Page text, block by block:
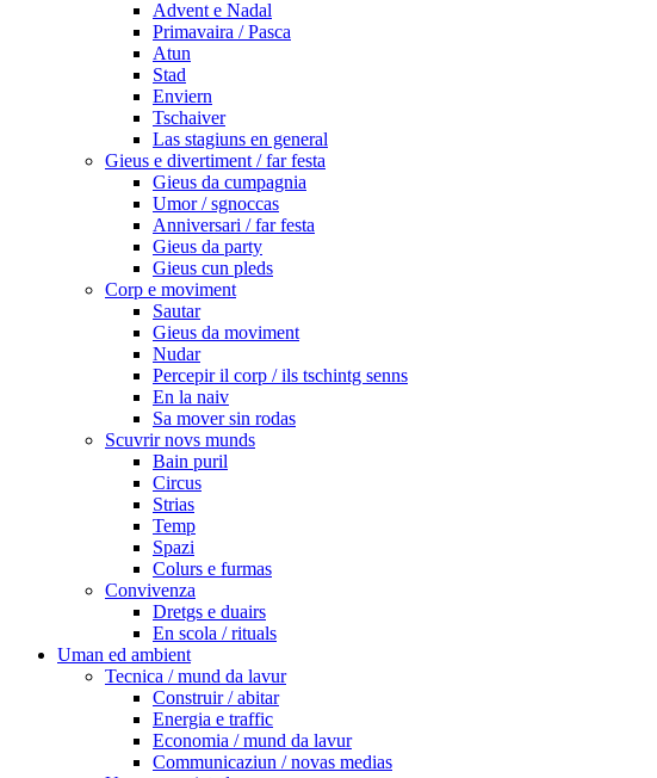
Advent e Nadal
Primavaira / Pasca
Atun
Stad
Enviern
Tschaiver
Las stagiuns en general
Gieus e divertiment / far festa
Gieus da cumpagnia
Umor / sgnoccas
Anniversari / far festa
Gieus da party
Gieus cun pleds
Corp e moviment
Sautar
Gieus da moviment
Nudar
Percepir il corp / ils tschintg senns
En la naiv
Sa mover sin rodas
Scuvrir novs munds
Bain puril
Circus
Strias
Temp
Spazi
Colurs e furmas
Convivenza
Dretgs e duairs
En scola / rituals
Uman ed ambient
Tecnica / mund da lavur
Construir / abitar
Energia e traffic
Economia / mund da lavur
Communicaziun / novas medias